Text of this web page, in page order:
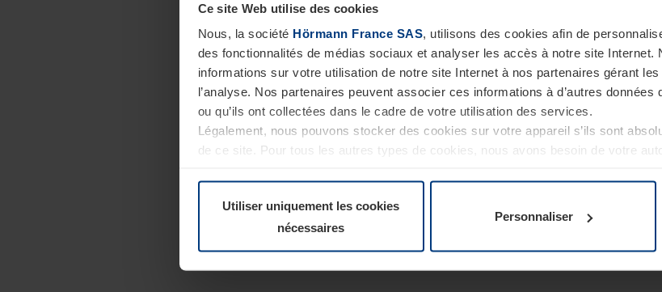
Ce site Web utilise des cookies
Nous, la société Hörmann France SAS, utilisons des cookies afin de
des fonctionnalités de médias sociaux et analyser les accès à notre site Internet.
informations sur votre utilisation de notre site Internet à nos partenaires gérant
l’analyse. Nos partenaires peuvent associer ces informations à d’autres
ou qu’ils ont collectées dans le cadre de votre utilisation des services.
Légalement, nous pouvons stocker des cookies sur votre appareil s’ils sont
de ce site. Pour tous les autres types de cookies, nous avons besoin de votre
Utiliser uniquement les cookies
nécessaires
Personnaliser